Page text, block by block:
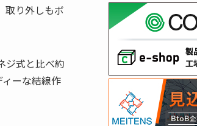
取り外しもボ
ジ式と比べ約
ーな結線作